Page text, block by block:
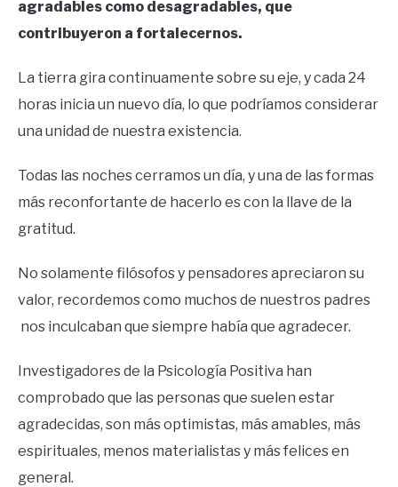
agradables como desagradables, que
contribuyeron a fortalecernos.
La tierra gira continuamente sobre su eje, y cada 24
horas inicia un nuevo día, lo que podríamos considerar
una unidad de nuestra existencia.
Todas las noches cerramos un día, y una de las formas
más reconfortante de hacerlo es con la llave de la
gratitud.
No solamente filósofos y pensadores apreciaron su
valor, recordemos como muchos de nuestros padres
nos inculcaban que siempre había que agradecer.
Investigadores de la Psicología Positiva han
comprobado que las personas que suelen estar
agradecidas, son más optimistas, más amables, más
espirituales, menos materialistas y más felices en
general.